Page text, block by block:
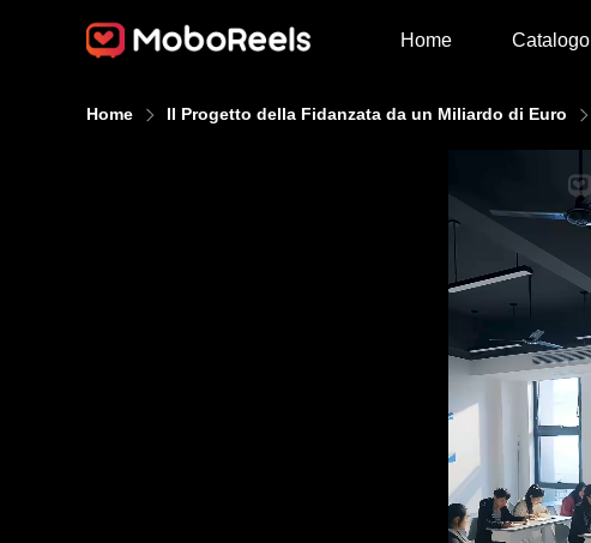
Home Catalogo
Home Il Progetto della Fidanzata da un Miliardo di Euro